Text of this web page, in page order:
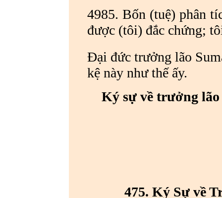
4985. Bốn (tuệ) phân
được (tôi) đắc chứng;
Đại đức trưởng lão
kệ này như thế ấy.
Ký sự về trưởng
475. Ký Sự về